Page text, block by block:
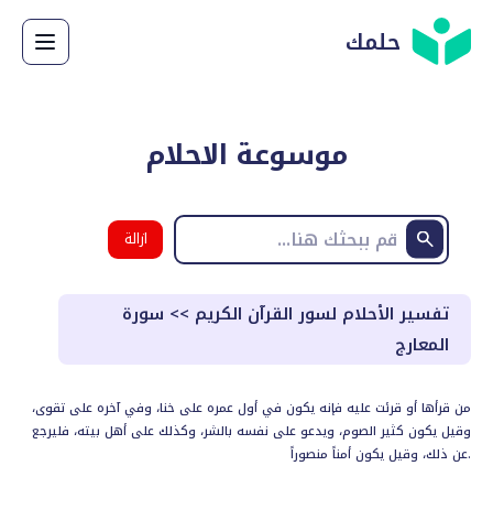
حلمك
موسوعة الاحلام
ازالة
البحث
تفسير الأحلام لسور القرآن الكريم >> سورة
المعارج
من قرأها أو قرئت عليه فإنه يكون في أول عمره على خنا، وفي آخره على تقوى،
وقيل يكون كثير الصوم، ويدعو على نفسه بالشر، وكذلك على أهل بيته، فليرجع
عن ذلك، وقيل يكون أمناً منصوراً.